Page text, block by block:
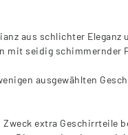
aus schlichter Eleganz
mit seidig
ausgewählten
extra Geschirrteile